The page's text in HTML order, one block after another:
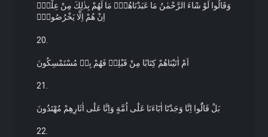
وَقَالُوا لَوْ شَٓاءَ الرَّحْمٰنُ مَا عَبَدْنَاهُمْۜ مَا لَهُمْ بِذٰلِكَ مِنْ عِلْمٍۗ
اِنْ هُمْ اِلَّا يَخْرُصُونَۜ
20.
اَمْ اٰتَيْنَاهُمْ كِتَابًا مِنْ قَبْلِه۪ فَهُمْ بِه۪ مُسْتَمْسِكُونَ
21.
بَلْ قَالُٓوا اِنَّا وَجَدْنَٓا اٰبَٓاءَنَا عَلٰٓى اُمَّةٍ وَاِنَّا عَلٰٓى اٰثَارِهِمْ مُهْتَدُونَ
22.